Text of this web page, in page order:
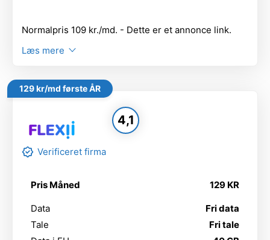
Normalpris 109 kr./md. - Dette er et annonce link.
Læs mere
129 kr/md første ÅR
4,1
Verificeret firma
Pris Måned 129 KR
Data
Fri data
Tale
Fri tale